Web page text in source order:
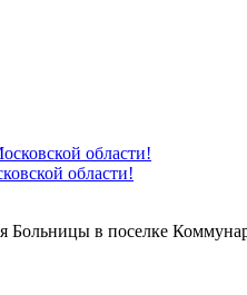
области!
Больницы в поселке